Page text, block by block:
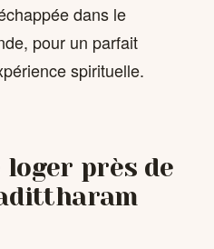
dans le
pour un parfait
spirituelle.
près de